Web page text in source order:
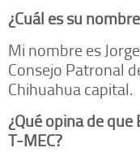
¿Cuál es su
Mi nombre es
Consejo Patronal
Chihuahua capital.
¿Qué opina de
T-MEC?